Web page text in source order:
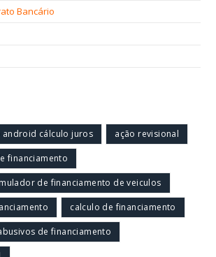
Bancário
android cálculo juros ação revisional
financiamento
de financiamento de veiculos
calculo de financiamento
de financiamento